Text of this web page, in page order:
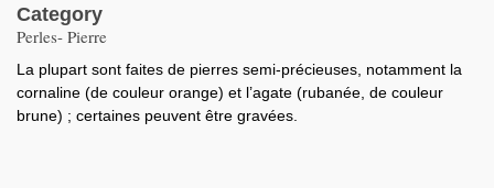
Category
Perles- Pierre
La plupart sont faites de pierres semi-précieuses, notamment la
cornaline (de couleur orange) et l’agate (rubanée, de couleur
brune) ; certaines peuvent être gravées.